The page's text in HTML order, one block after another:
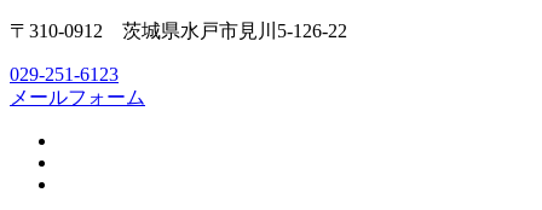
〒310-0912 茨城県水戸市見川5-126-22
029-251-6123
メールフォーム